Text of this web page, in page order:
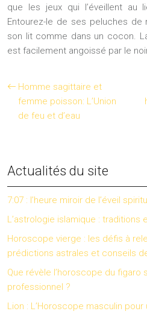
que les jeux qui l’éveillent au
Entourez-le de ses peluches de
son lit comme dans un cocon.
est facilement angoissé par le
Homme sagittaire et
femme poisson: L’Union
de feu et d’eau
Actualités du site
7:07 : l’heure miroir de l’éveil
L’astrologie islamique : traditions
Horoscope vierge : les défis à
prédictions astrales et conseils
Que révèle l’horoscope du figaro
professionnel ?
Lion : L’Horoscope masculin